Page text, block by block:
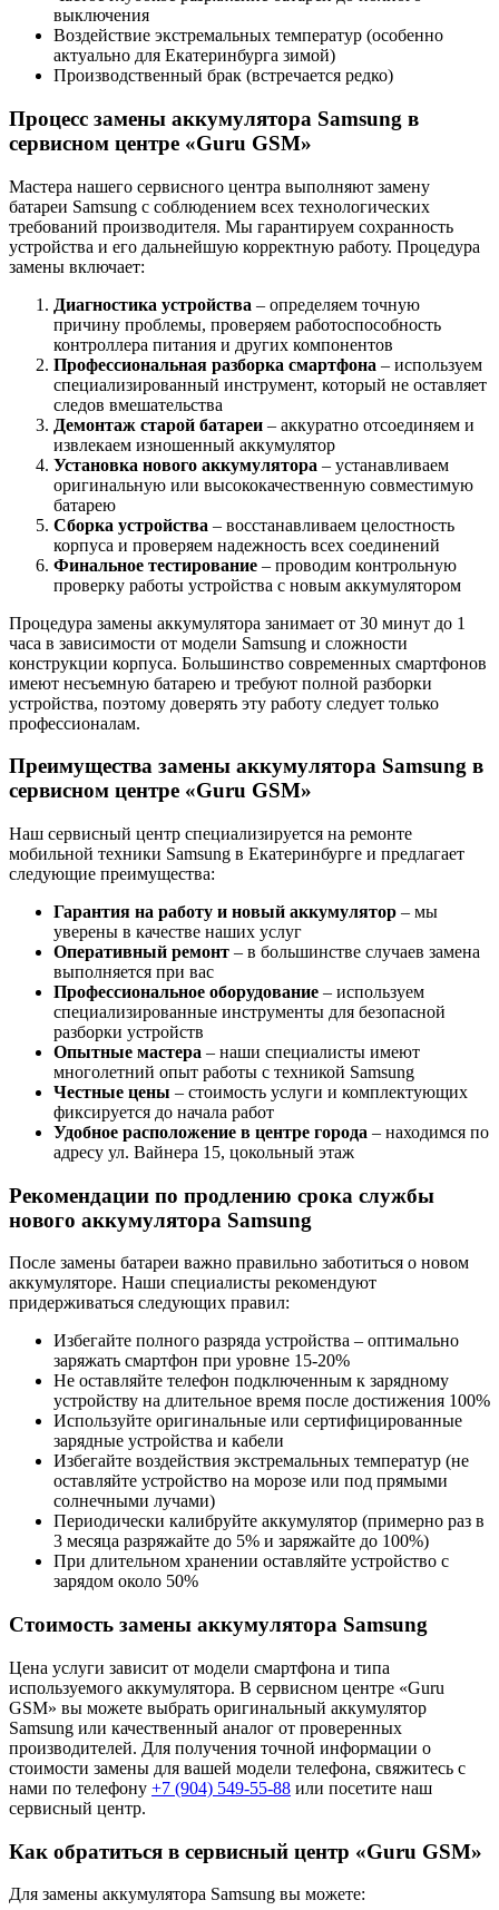
выключения
Воздействие экстремальных температур (особенно
актуально для Екатеринбурга зимой)
Производственный брак (встречается редко)
Процесс замены аккумулятора Samsung в
сервисном центре «Guru GSM»
Мастера нашего сервисного центра выполняют замену
батареи Samsung с соблюдением всех технологических
требований производителя. Мы гарантируем сохранность
устройства и его дальнейшую корректную работу. Процедура
замены включает:
Диагностика устройства – определяем точную
причину проблемы, проверяем работоспособность
контроллера питания и других компонентов
Профессиональная разборка смартфона – используем
специализированный инструмент, который не оставляет
следов вмешательства
Демонтаж старой батареи – аккуратно отсоединяем и
извлекаем изношенный аккумулятор
Установка нового аккумулятора – устанавливаем
оригинальную или высококачественную совместимую
батарею
Сборка устройства – восстанавливаем целостность
корпуса и проверяем надежность всех соединений
Финальное тестирование – проводим контрольную
проверку работы устройства с новым аккумулятором
Процедура замены аккумулятора занимает от 30 минут до 1
часа в зависимости от модели Samsung и сложности
конструкции корпуса. Большинство современных смартфонов
имеют несъемную батарею и требуют полной разборки
устройства, поэтому доверять эту работу следует только
профессионалам.
Преимущества замены аккумулятора Samsung в
сервисном центре «Guru GSM»
Наш сервисный центр специализируется на ремонте
мобильной техники Samsung в Екатеринбурге и предлагает
следующие преимущества:
Гарантия на работу и новый аккумулятор – мы
уверены в качестве наших услуг
Оперативный ремонт – в большинстве случаев замена
выполняется при вас
Профессиональное оборудование – используем
специализированные инструменты для безопасной
разборки устройств
Опытные мастера – наши специалисты имеют
многолетний опыт работы с техникой Samsung
Честные цены – стоимость услуги и комплектующих
фиксируется до начала работ
Удобное расположение в центре города – находимся по
адресу ул. Вайнера 15, цокольный этаж
Рекомендации по продлению срока службы
нового аккумулятора Samsung
После замены батареи важно правильно заботиться о новом
аккумуляторе. Наши специалисты рекомендуют
придерживаться следующих правил:
Избегайте полного разряда устройства – оптимально
заряжать смартфон при уровне 15-20%
Не оставляйте телефон подключенным к зарядному
устройству на длительное время после достижения 100%
Используйте оригинальные или сертифицированные
зарядные устройства и кабели
Избегайте воздействия экстремальных температур (не
оставляйте устройство на морозе или под прямыми
солнечными лучами)
Периодически калибруйте аккумулятор (примерно раз в
3 месяца разряжайте до 5% и заряжайте до 100%)
При длительном хранении оставляйте устройство с
зарядом около 50%
Стоимость замены аккумулятора Samsung
Цена услуги зависит от модели смартфона и типа
используемого аккумулятора. В сервисном центре «Guru
GSM» вы можете выбрать оригинальный аккумулятор
Samsung или качественный аналог от проверенных
производителей. Для получения точной информации о
стоимости замены для вашей модели телефона, свяжитесь с
нами по телефону +7 (904) 549-55-88 или посетите наш
сервисный центр.
Как обратиться в сервисный центр «Guru GSM»
Для замены аккумулятора Samsung вы можете: